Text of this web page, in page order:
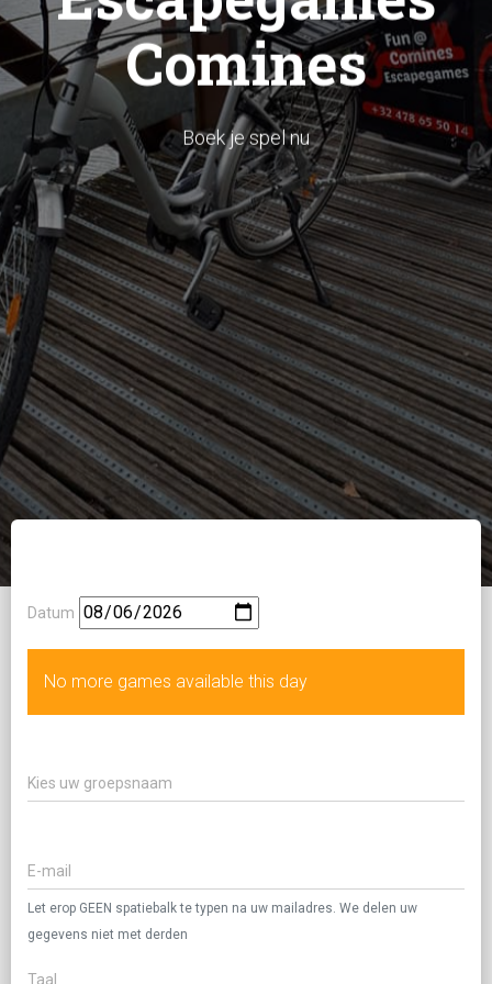
Comines
Boek je spel nu
Datum
No more games available this day
Let erop GEEN spatiebalk te typen na uw mailadres. We delen uw
gegevens niet met derden
Taal